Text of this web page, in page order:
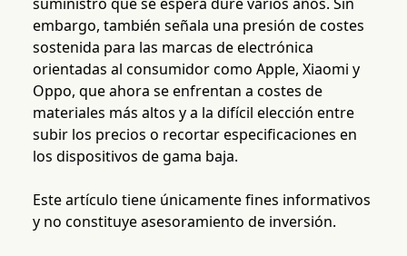
embargo, también señala una presión de costes
sostenida para las marcas de electrónica
orientadas al consumidor como Apple, Xiaomi y
Oppo, que ahora se enfrentan a costes de
materiales más altos y a la difícil elección entre
subir los precios o recortar especificaciones en
los dispositivos de gama baja.
Este artículo tiene únicamente fines informativos
y no constituye asesoramiento de inversión.